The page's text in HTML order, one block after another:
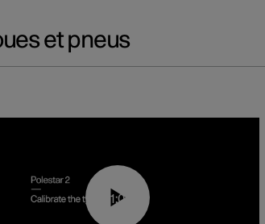
et pneus
01:03